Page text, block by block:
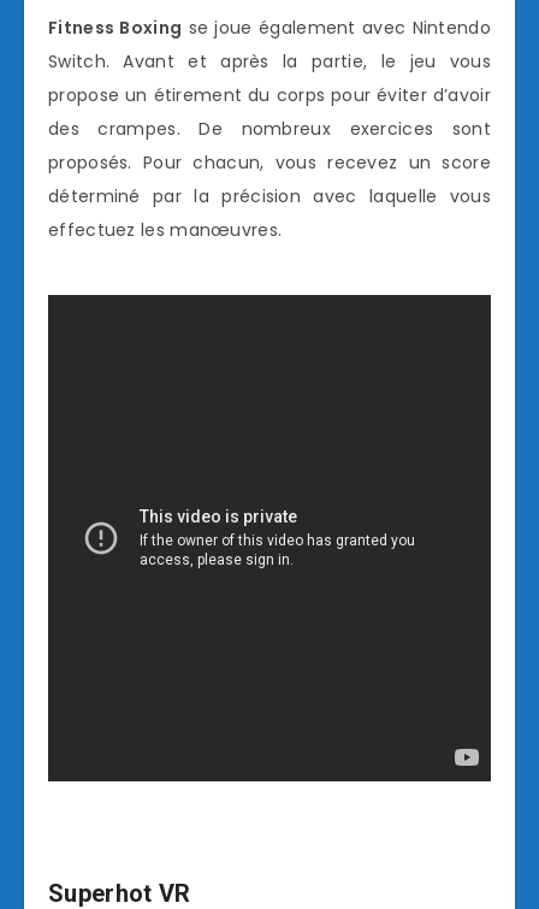
Fitness Boxing se joue également avec Nintendo
Switch. Avant et après la partie, le jeu vous
propose un étirement du corps pour éviter d’avoir
des crampes. De nombreux exercices sont
proposés. Pour chacun, vous recevez un score
déterminé par la précision avec laquelle vous
effectuez les manœuvres.
Superhot VR